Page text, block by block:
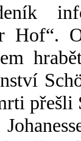
Hof“.
přešli